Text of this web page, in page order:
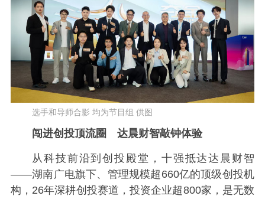
选手和导师合影 均为节目组 供图
闯进创投顶流圈 达晨财智敲钟体验
从科技前沿到创投殿堂，十强抵达达晨财智
——湖南广电旗下、管理规模超660亿的顶级创投机
构，26年深耕创投赛道，投资企业超800家，是无数